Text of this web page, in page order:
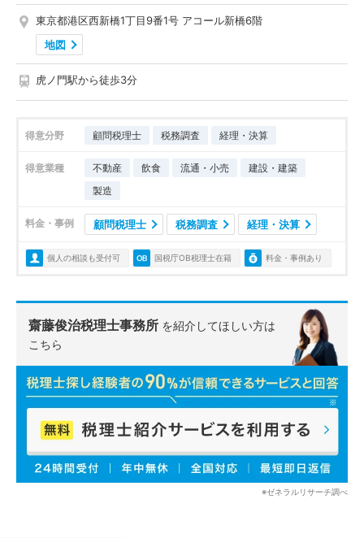
東京都港区西新橋1丁目9番1号 アコール新橋6階
地図
虎ノ門駅から徒歩3分
得意分野 顧問税理士 税務調査 経理・決算
得意業種 不動産 飲食 流通・小売
建設・建築
製造
料金・事例 顧問税理士 税務調査 経理・決算
個人の相談も受付可 国税庁OB税理士在籍 料金・事例あり
齋藤俊治税理士事務所 を紹介してほしい方は
こちら
※ゼネラルリサーチ調べ